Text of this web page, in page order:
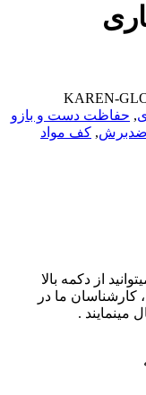
KAREN-
, حفاظت دست و بازو
ضدبرش, کف مواد
از دکمه بالا
کارشناسان ما در
مینمایند .